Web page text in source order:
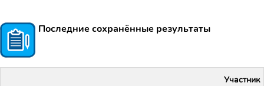
Последние сохранённые результаты
Участник